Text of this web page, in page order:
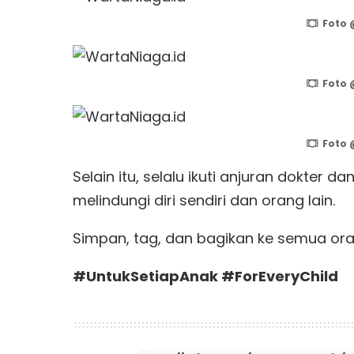
Foto
Foto
Foto
Selain itu, selalu ikuti anjuran dokter
melindungi diri sendiri dan orang lain.
Simpan, tag, dan bagikan ke semua
#UntukSetiapAnak #ForEveryChild